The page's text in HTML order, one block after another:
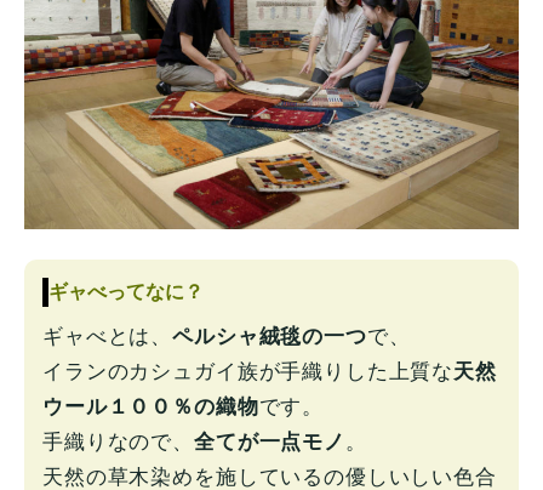
ギャべってなに？
ギャべとは、ペルシャ絨毯の一つで、
イランのカシュガイ族が手織りした上質な天然
ウール１００％の織物です。
手織りなので、 全てが一点モノ 。
天然の草木染めを施しているの優しいしい色合